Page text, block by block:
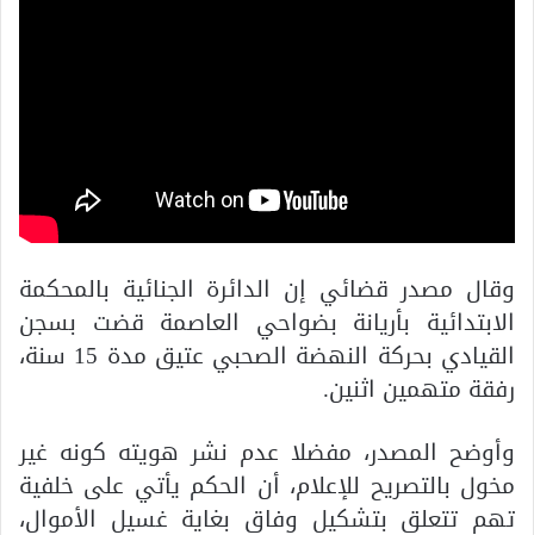
وقال مصدر قضائي إن الدائرة الجنائية بالمحكمة
الابتدائية بأريانة بضواحي العاصمة قضت بسجن
القيادي بحركة النهضة الصحبي عتيق مدة 15 سنة،
رفقة متهمين اثنين.
وأوضح المصدر، مفضلا عدم نشر هويته كونه غير
مخول بالتصريح للإعلام، أن الحكم يأتي على خلفية
تهم تتعلق بتشكيل وفاق بغاية غسيل الأموال،